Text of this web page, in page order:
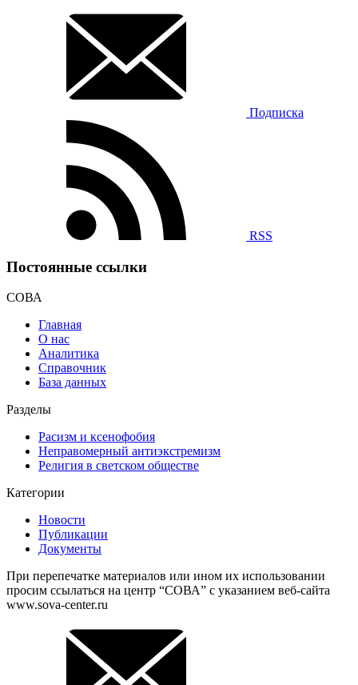
Подписка
RSS
Постоянные ссылки
СОВА
Главная
О нас
Аналитика
Справочник
База данных
Разделы
Расизм и ксенофобия
Неправомерный антиэкстремизм
Религия в светском обществе
Категории
Новости
Публикации
Документы
При перепечатке материалов или ином их использовании
просим ссылаться на центр “СОВА” с указанием веб-сайта
www.sova-center.ru